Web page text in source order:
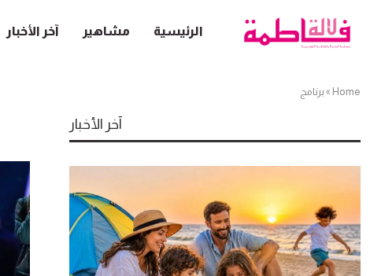
الرئيسية مشاهير آخر الأخبار
Home
» برنامج
آخر الأخبار